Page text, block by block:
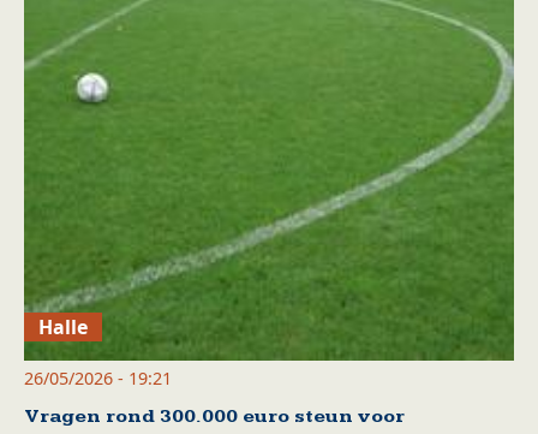
Halle
26/05/2026 - 19:21
Vragen rond 300.000 euro steun voor